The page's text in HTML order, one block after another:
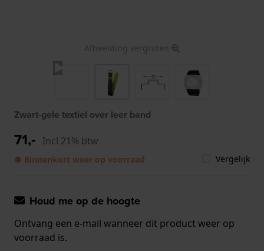
Afbeelding vergroten
Zwart-gele textiel over leer band
71,- Incl 21% btw
● Binnenkort weer op voorraad Vergelijk
Houd me op de hoogte
Ontvang een e-mail wanneer dit product weer op
voorraad is.